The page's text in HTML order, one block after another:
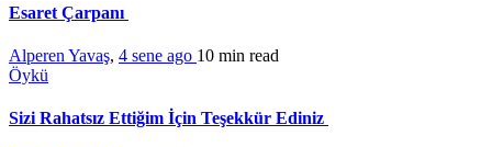
Esaret Çarpanı
Alperen Yavaş, 4 sene ago 10 min read
Öykü
Sizi Rahatsız Ettiğim İçin Teşekkür Ediniz